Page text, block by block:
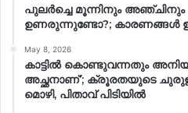
പുലർച്ചെ മൂന്നിനും അഞ്ചിനും
ഉണരുന്നുണ്ടോ?; കാരണങ്ങള്‍
May 8, 2026
കാട്ടിൽ കൊണ്ടുവന്നതും
അച്ഛനാണ്’; ക്രൂരതയുടെ
മൊഴി, പിതാവ് പിടിയിൽ